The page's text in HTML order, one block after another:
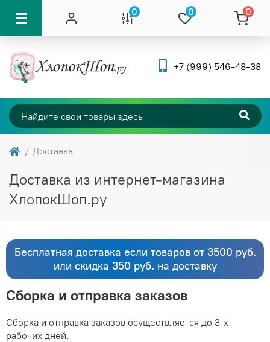
0 0 0
+7 (999) 546-48-38
Доставка
Доставка из интернет-магазина
ХлопокШоп.ру
Бесплатная доставка если товаров от 3500 руб.
или скидка 350 руб. на доставку
Сборка и отправка заказов
Сборка и отправка заказов осуществляется до 3-х
рабочих дней.